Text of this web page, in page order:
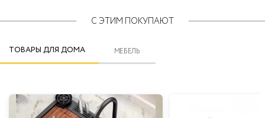
С ЭТИМ ПОКУПАЮТ
ТОВАРЫ ДЛЯ ДОМА МЕБЕЛЬ